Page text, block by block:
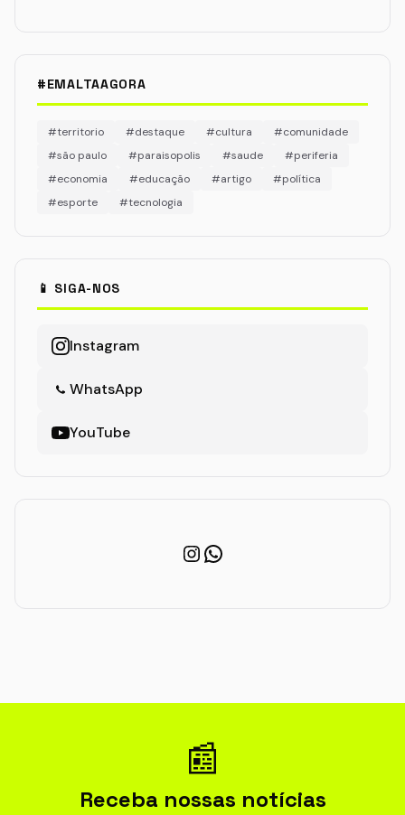
#EMALTAAGORA
#territorio #destaque #cultura
#comunidade
#são paulo
#paraisopolis #saude
#periferia
#economia
#educação #artigo
#política
#esporte
#tecnologia
📱 SIGA-NOS
Instagram
WhatsApp
YouTube
Instagram
WhatsApp
📰
Receba nossas notícias